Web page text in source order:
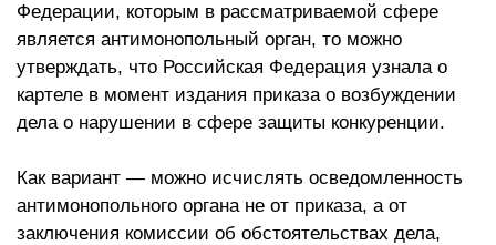
Федерации, которым в рассматриваемой сфере
является антимонопольный орган, то можно
утверждать, что Российская Федерация узнала о
картеле в момент издания приказа о возбуждении
дела о нарушении в сфере защиты конкуренции.
Как вариант — можно исчислять осведомленность
антимонопольного органа не от приказа, а от
заключения комиссии об обстоятельствах дела,